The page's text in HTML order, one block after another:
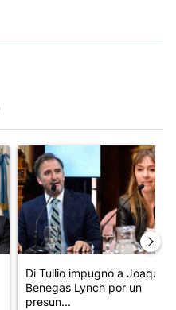
título "Encuesta: Patricia
Un artículo de tendencia con
Di Tullio impugnó a Joaquín
Benegas Lynch por un
presun...